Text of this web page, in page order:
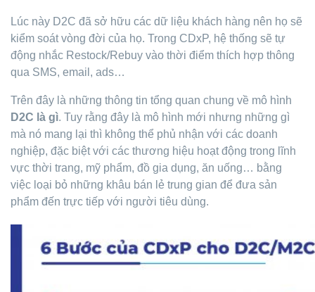
Lúc này D2C đã sở hữu các dữ liệu khách hàng nên họ sẽ
kiểm soát vòng đời của họ. Trong CDxP, hệ thống sẽ tự
động nhắc Restock/Rebuy vào thời điểm thích hợp thông
qua SMS, email, ads…
Trên đây là những thông tin tổng quan chung về mô hình
D2C là gì. Tuy rằng đây là mô hình mới nhưng những gì
mà nó mang lại thì không thể phủ nhận với các doanh
nghiệp, đặc biệt với các thương hiệu hoạt động trong lĩnh
vực thời trang, mỹ phẩm, đồ gia dụng, ăn uống… bằng
việc loại bỏ những khâu bán lẻ trung gian để đưa sản
phẩm đến trực tiếp với người tiêu dùng.